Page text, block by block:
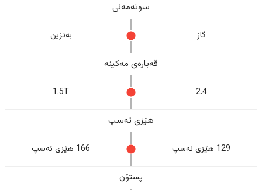
سوتەمەنی
گاز بەنزین
قەبارەی مەکینە
2.4
1.5T
هێزی ئەسپ
129 هێزی ئەسپ 166 هێزی ئەسپ
پستۆن